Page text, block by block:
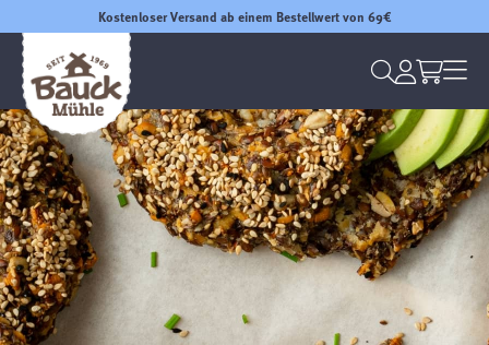
Kostenloser Versand ab einem Bestellwert von 69€